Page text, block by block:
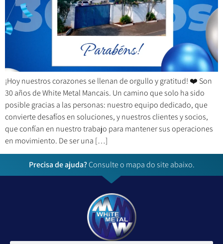
¡Hoy nuestros corazones se llenan de orgullo y gratitud! ❤️ Son
30 años de White Metal Mancais. Un camino que solo ha sido
posible gracias a las personas: nuestro equipo dedicado, que
convierte desafíos en soluciones, y nuestros clientes y socios,
que confían en nuestro trabajo para mantener sus operaciones
en movimiento. De ser una […]
Precisa de ajuda?Consulte o mapa do site abaixo.